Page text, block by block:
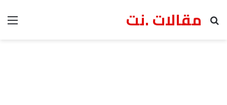
مقالات .نت
بحث عن